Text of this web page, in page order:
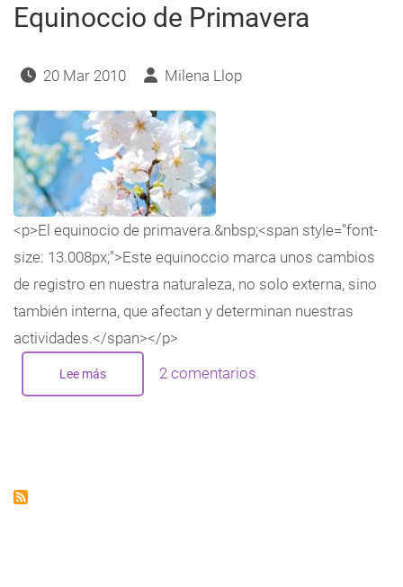
Equinoccio de Primavera
20 Mar 2010 Milena Llop
<p>El equinocio de primavera.&nbsp;<span style="font-
size: 13.008px;">Este equinoccio marca unos cambios
de registro en nuestra naturaleza, no solo externa, sino
también interna, que afectan y determinan nuestras
actividades.</span></p>
Lee mássobre
de
2 comentarios